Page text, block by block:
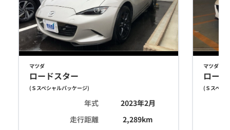
マツダ
ロードスター
( Ｓスペシャルパッケージ)
年式
2023年2月
走行距離
2,289km
マツダ
ロー
( Ｓスペシ